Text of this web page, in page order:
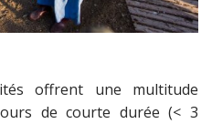
offrent une multitude
de courte durée (< 3